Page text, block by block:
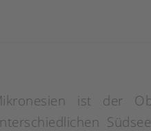
ist der